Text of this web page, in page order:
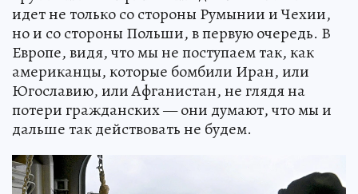
идет не только со стороны Румынии и Чехии,
но и со стороны Польши, в первую очередь. В
Европе, видя, что мы не поступаем так, как
американцы, которые бомбили Иран, или
Югославию, или Афганистан, не глядя на
потери гражданских — они думают, что мы и
дальше так действовать не будем.